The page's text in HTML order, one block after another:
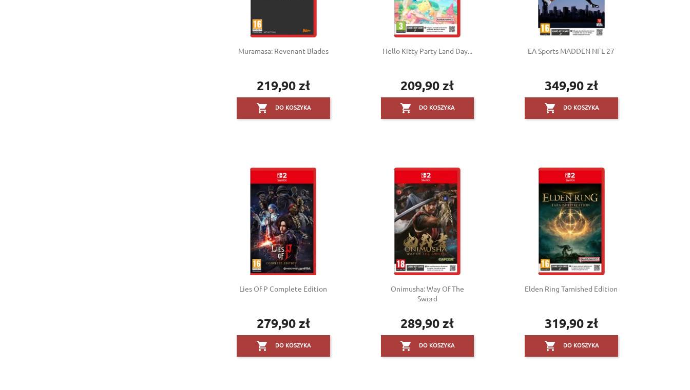
Muramasa: Revenant Blades
Cena
219,90 zł
 DO KOSZYKA
Hello Kitty Party Land Day...
Cena
209,90 zł
 DO KOSZYKA
EA Sports MADDEN NFL 27
Cena
349,90 zł
 DO KOSZYKA
Lies Of P Complete Edition
Cena
279,90 zł
 DO KOSZYKA
Onimusha: Way Of The
Sword
Cena
289,90 zł
 DO KOSZYKA
Elden Ring Tarnished Edition
Cena
319,90 zł
 DO KOSZYKA